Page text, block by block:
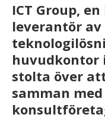
ICT Group,
leverantör
huvudkontor
stolta över
samman